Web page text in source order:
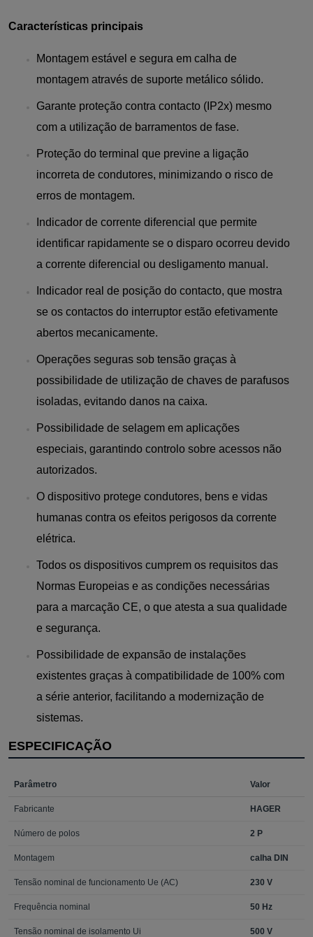
Características principais
Montagem estável e segura em calha de
montagem através de suporte metálico sólido.
Garante proteção contra contacto (IP2x) mesmo
com a utilização de barramentos de fase.
Proteção do terminal que previne a ligação
incorreta de condutores, minimizando o risco de
erros de montagem.
Indicador de corrente diferencial que permite
identificar rapidamente se o disparo ocorreu devido
a corrente diferencial ou desligamento manual.
Indicador real de posição do contacto, que mostra
se os contactos do interruptor estão efetivamente
abertos mecanicamente.
Operações seguras sob tensão graças à
possibilidade de utilização de chaves de parafusos
isoladas, evitando danos na caixa.
Possibilidade de selagem em aplicações
especiais, garantindo controlo sobre acessos não
autorizados.
O dispositivo protege condutores, bens e vidas
humanas contra os efeitos perigosos da corrente
elétrica.
Todos os dispositivos cumprem os requisitos das
Normas Europeias e as condições necessárias
para a marcação CE, o que atesta a sua qualidade
e segurança.
Possibilidade de expansão de instalações
existentes graças à compatibilidade de 100% com
a série anterior, facilitando a modernização de
sistemas.
ESPECIFICAÇÃO
Parâmetro Valor
Fabricante HAGER
Número de polos 2 P
Montagem calha DIN
Tensão nominal de funcionamento Ue (AC) 230 V
Frequência nominal 50 Hz
Tensão nominal de isolamento Ui 500 V